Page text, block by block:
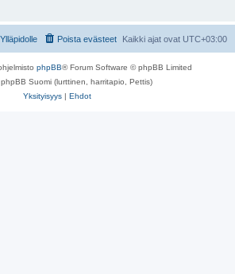
Kaikki ajat ovat UTC+03:00
Poista evästeet
phpBB® Forum Software © phpBB Limited
Suomi (lurttinen, harritapio, Pettis)
Yksityisyys | Ehdot